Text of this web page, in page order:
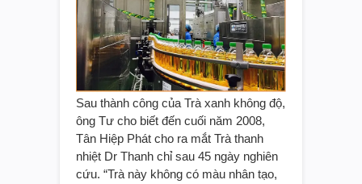
Sau thành công của Trà xanh không độ,
ông Tư cho biết đến cuối năm 2008,
Tân Hiệp Phát cho ra mắt Trà thanh
nhiệt Dr Thanh chỉ sau 45 ngày nghiên
cứu. “Trà này không có màu nhân tạo,